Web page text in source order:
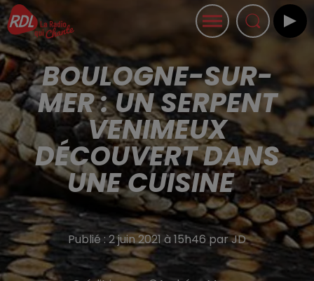
BOULOGNE-SUR-
MER : UN SERPENT
VENIMEUX
DÉCOUVERT DANS
UNE CUISINE
Publié : 2 juin 2021 à 15h46 par JD